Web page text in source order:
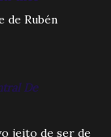
de Rubén
De
jeito de ser de